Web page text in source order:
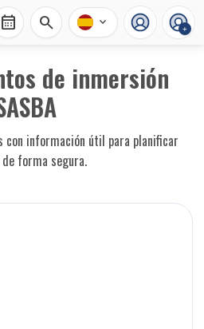
calendar_month search expand_more +
de inmersión
con información útil para planificar
forma segura.